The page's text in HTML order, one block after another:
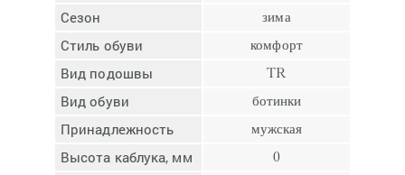
Сезон зима
Стиль обуви комфорт
Вид подошвы TR
Вид обуви ботинки
Принадлежность мужская
Высота каблука, мм 0